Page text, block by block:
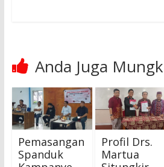
Anda Juga
Pemasangan
Spanduk
Profil Drs.
Martua